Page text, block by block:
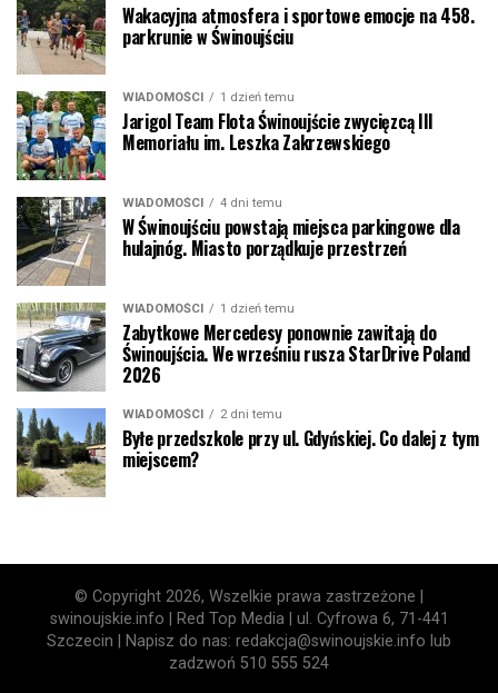
Wakacyjna atmosfera i sportowe emocje na 458.
parkrunie w Świnoujściu
WIADOMOŚCI 1 dzień temu
Jarigol Team Flota Świnoujście zwycięzcą III
Memoriału im. Leszka Zakrzewskiego
WIADOMOŚCI 4 dni temu
W Świnoujściu powstają miejsca parkingowe dla
hulajnóg. Miasto porządkuje przestrzeń
WIADOMOŚCI 1 dzień temu
Zabytkowe Mercedesy ponownie zawitają do
Świnoujścia. We wrześniu rusza StarDrive Poland
2026
WIADOMOŚCI 2 dni temu
Byłe przedszkole przy ul. Gdyńskiej. Co dalej z tym
miejscem?
© Copyright 2026, Wszelkie prawa zastrzeżone |
swinoujskie.info | Red Top Media | ul. Cyfrowa 6, 71-441
Szczecin | Napisz do nas: redakcja@swinoujskie.info lub
zadzwoń 510 555 524